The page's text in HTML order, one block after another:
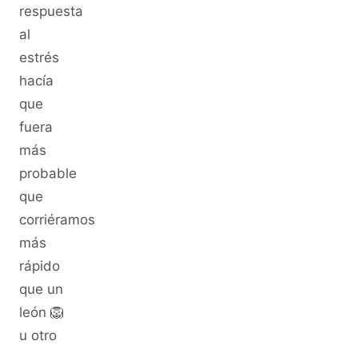
respuesta
al
estrés
hacía
que
fuera
más
probable
que
corriéramos
más
rápido
que un
león 🦁
u otro